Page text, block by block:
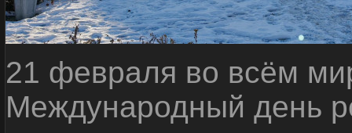
21 февраля во всём
Международный день